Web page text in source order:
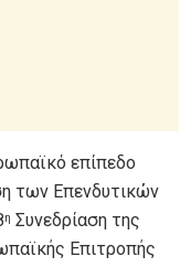
επίπεδο
των Επενδυτικών
η Συνεδρίαση της
Επιτροπής